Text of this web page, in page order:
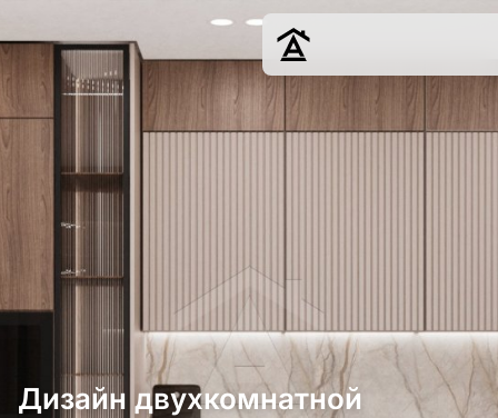
Дизайн
Контакты
г. Краснодар
8 (861) 945-12-
34
Дизайн двухкомнатной